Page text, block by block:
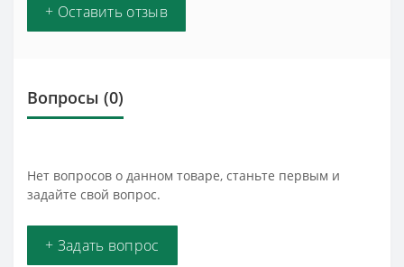
+ Оставить отзыв
Вопросы (0)
Нет вопросов о данном товаре, станьте первым и
задайте свой вопрос.
+ Задать вопрос